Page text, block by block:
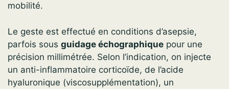
mobilité.
Le geste est effectué en conditions d’asepsie,
parfois sous guidage échographique pour une
précision millimétrée. Selon l’indication, on injecte
un anti-inflammatoire corticoïde, de l’acide
hyaluronique (viscosupplémentation), un